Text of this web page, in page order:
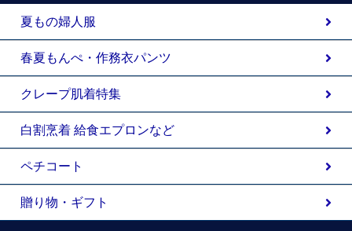
夏もの婦人服
春夏もんぺ・作務衣パンツ
クレープ肌着特集
白割烹着 給食エプロンなど
ペチコート
贈り物・ギフト